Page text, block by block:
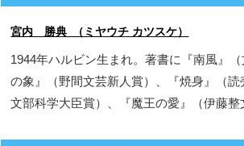
宮内 勝典 （ミヤウチ カツスケ）
1944年ハルビン生まれ。著書に『南風』
の象』（野間文芸新人賞）、『焼身』（
文部科学大臣賞）、『魔王の愛』（伊藤整